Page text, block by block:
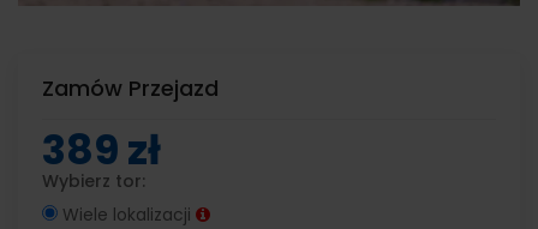
Zamów Przejazd
389 zł
Wybierz tor:
Wiele lokalizacji